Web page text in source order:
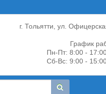
г. Тольятти, ул.
График
Пн-Пт: 8:00 -
Сб-Вс: 9:00 -